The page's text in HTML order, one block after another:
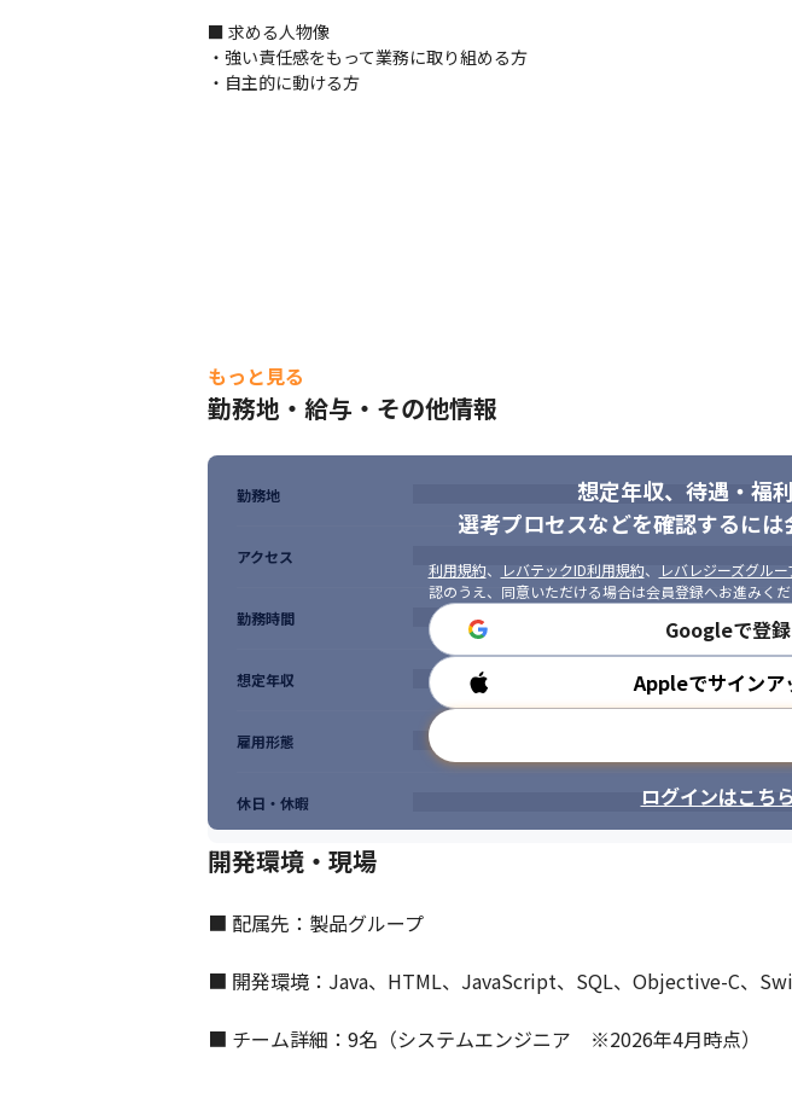
■ 求める人物像
・強い責任感をもって業務に取り組める方
・自主的に動ける方
もっと見る
勤務地・給与・その他情報
想定年収、待遇・福利
選考プロセスなどを確認するに
利用規約、 レバテックID利用規約、 レバレジーズグル
認のうえ、同意いただける場合は会員登録へお進みくだ
Googleで登録
Appleでサインア
ログインはこちら
勤務地
アクセス
勤務時間
想定年収
雇用形態
休日・休暇
開発環境・現場
■ 配属先：製品グループ
■ 開発環境：Java、HTML、JavaScript、SQL、Objective-C、
■ チーム詳細：9名（システムエンジニア　※2026年4月時点）